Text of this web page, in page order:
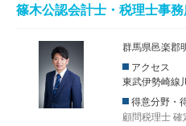
篠木公認会計士・税理士事
群馬県邑楽郡
アクセス
東武伊勢崎線
得意分野・
顧問税理士 確